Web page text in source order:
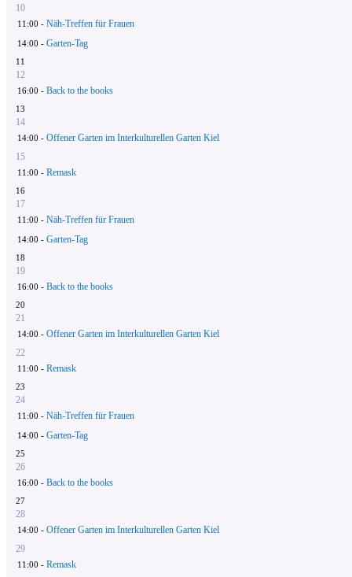
10
11:00 - Näh-Treffen für Frauen
14:00 - Garten-Tag
11
12
16:00 - Back to the books
13
14
14:00 - Offener Garten im Interkulturellen Garten Kiel
15
11:00 - Remask
16
17
11:00 - Näh-Treffen für Frauen
14:00 - Garten-Tag
18
19
16:00 - Back to the books
20
21
14:00 - Offener Garten im Interkulturellen Garten Kiel
22
11:00 - Remask
23
24
11:00 - Näh-Treffen für Frauen
14:00 - Garten-Tag
25
26
16:00 - Back to the books
27
28
14:00 - Offener Garten im Interkulturellen Garten Kiel
29
11:00 - Remask